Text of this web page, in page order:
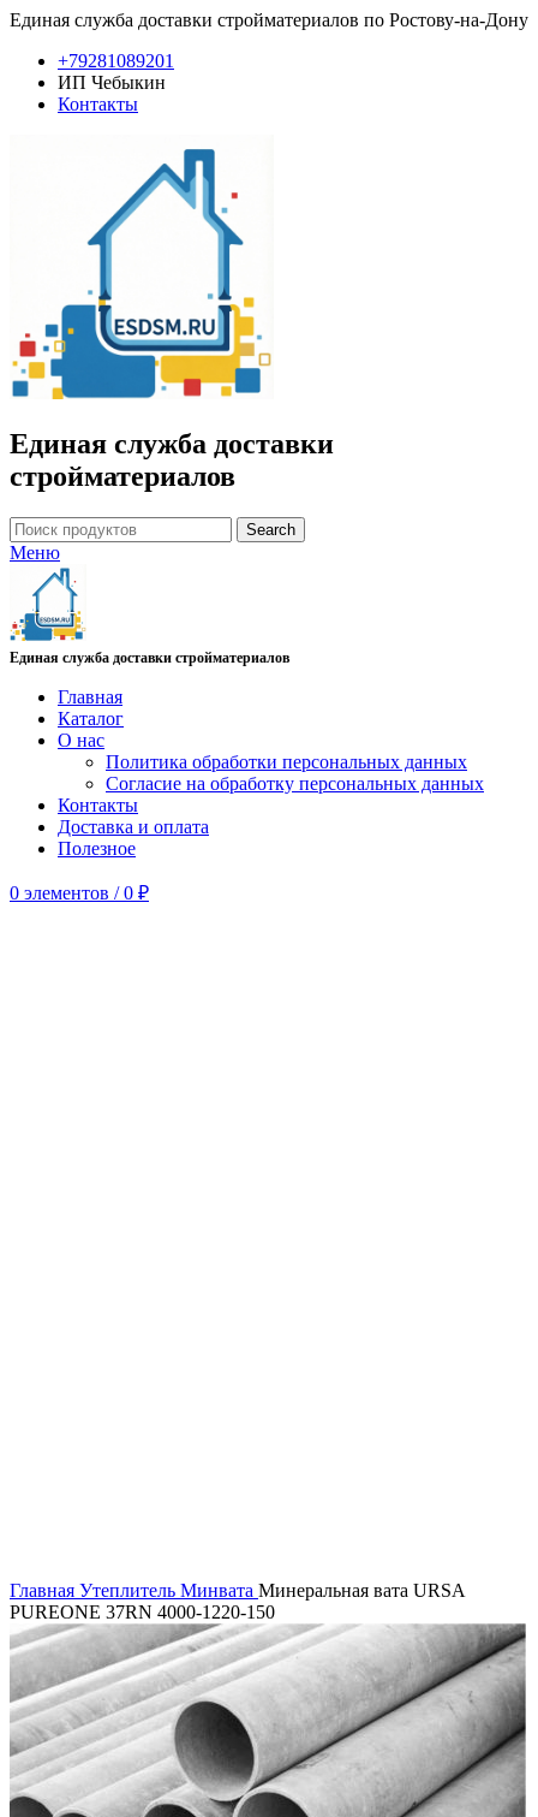
Единая служба доставки стройматериалов по Ростову-на-Дону
+79281089201
ИП Чебыкин
Контакты
Единая служба доставки
стройматериалов
Search
Меню
Единая служба доставки стройматериалов
Главная
Каталог
О нас
Политика обработки персональных данных
Согласие на обработку персональных данных
Контакты
Доставка и оплата
Полезное
0 элементов / 0 ₽
Главная Утеплитель Минвата Минеральная вата URSA
PUREONE 37RN 4000-1220-150